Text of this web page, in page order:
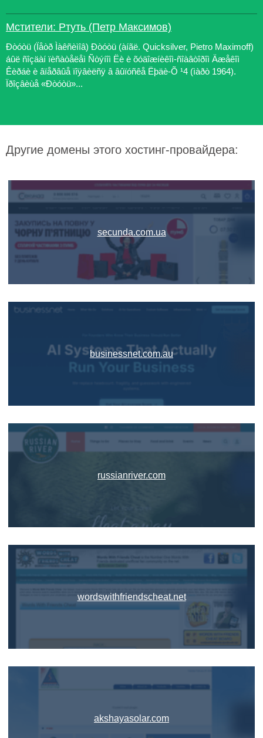
Мстители: Ртуть (Петр Максимов)
Ðòóòü (Ïåòð Ìàêñèìîâ) Ðòóòü (àíãë. Quicksilver, Pietro Maximoff)
áûë ñîçäàí ïèñàòåëåì Ñòýíîì Ëè è õóäîæíèêîì-ñîàâòîðîì Äæåêîì
Êèðáè è âïåðâûå ïîÿâèëñÿ â âûïóñêå Ëþäè-Õ ¹4 (ìàðò 1964).
Ïðîçâèùå «Ðòóòü»...
Другие домены этого хостинг-провайдера:
secunda.com.ua
businessnet.com.au
russianriver.com
wordswithfriendscheat.net
akshayasolar.com